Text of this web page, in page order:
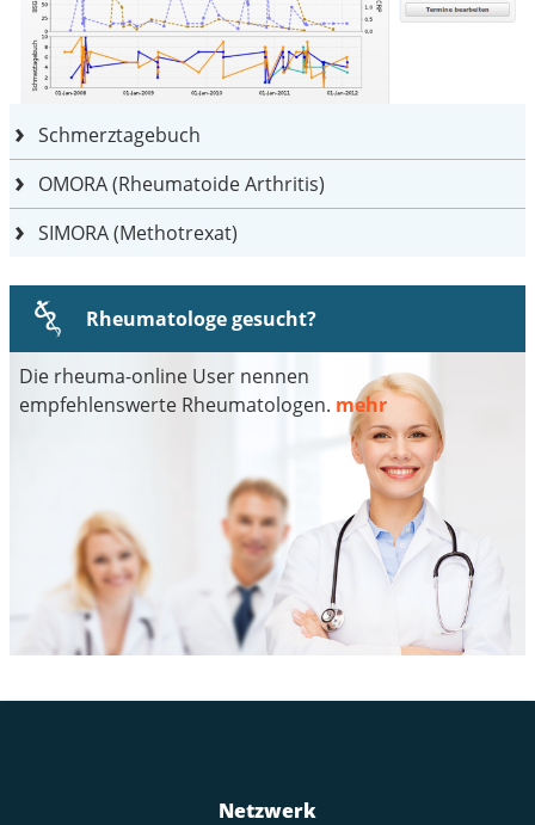
Schmerztagebuch
OMORA (Rheumatoide Arthritis)
SIMORA (Methotrexat)
Rheumatologe gesucht?
Die rheuma-online User nennen
empfehlenswerte Rheumatologen. mehr
Netzwerk